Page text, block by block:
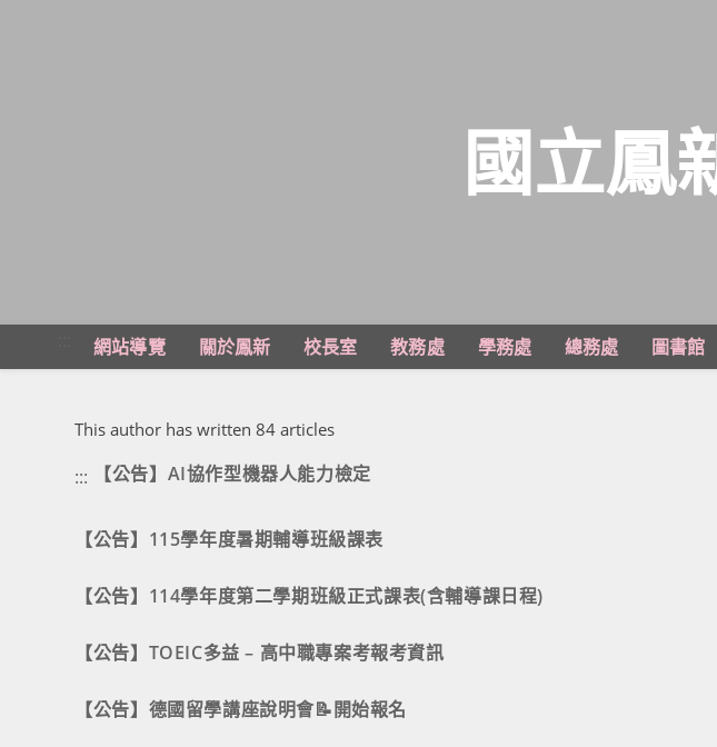
主
國立鳳
網站導覽 關於鳳新 校長室 教務處 學務處 總務處 圖書館
This author has written 84 articles
::: 【公告】AI協作型機器人能力檢定
【公告】115學年度暑期輔導班級課表
【公告】114學年度第二學期班級正式課表(含輔導課日程)
【公告】TOEIC多益 – 高中職專案考報考資訊
【公告】德國留學講座說明會📝開始報名